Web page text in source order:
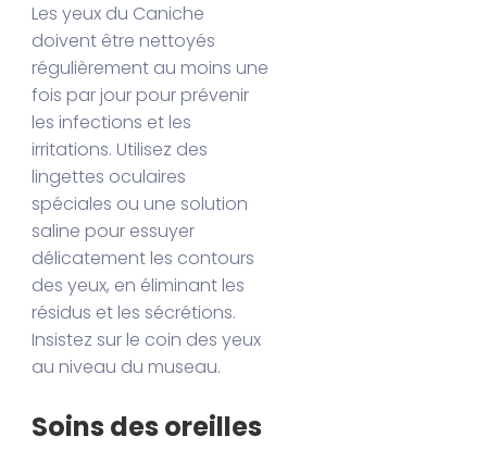
Les yeux du Caniche
doivent être nettoyés
régulièrement au moins une
fois par jour pour prévenir
les infections et les
irritations. Utilisez des
lingettes oculaires
spéciales ou une solution
saline pour essuyer
délicatement les contours
des yeux, en éliminant les
résidus et les sécrétions.
Insistez sur le coin des yeux
au niveau du museau.
Soins des oreilles